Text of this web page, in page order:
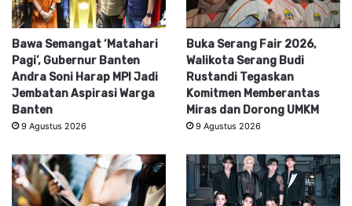
Bawa Semangat ‘Matahari
Pagi’, Gubernur Banten
Andra Soni Harap MPI Jadi
Jembatan Aspirasi Warga
Banten
9 Agustus 2026
Buka Serang Fair 2026,
Walikota Serang Budi
Rustandi Tegaskan
Komitmen Memberantas
Miras dan Dorong UMKM
9 Agustus 2026